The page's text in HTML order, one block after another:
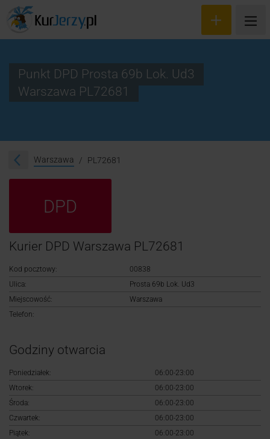
Śledzenie przesyłki
Logowanie
Punkt DPD Prosta 69b Lok. Ud3
Warszawa PL72681
Warszawa PL72681
DPD
Kurier DPD Warszawa PL72681
Kod pocztowy:
00838
Ulica:
Prosta 69b Lok. Ud3
Miejscowość:
Warszawa
Telefon:
Godziny otwarcia
Poniedziałek:
06:00-23:00
Wtorek:
06:00-23:00
Środa:
06:00-23:00
Czwartek:
06:00-23:00
Piątek:
06:00-23:00